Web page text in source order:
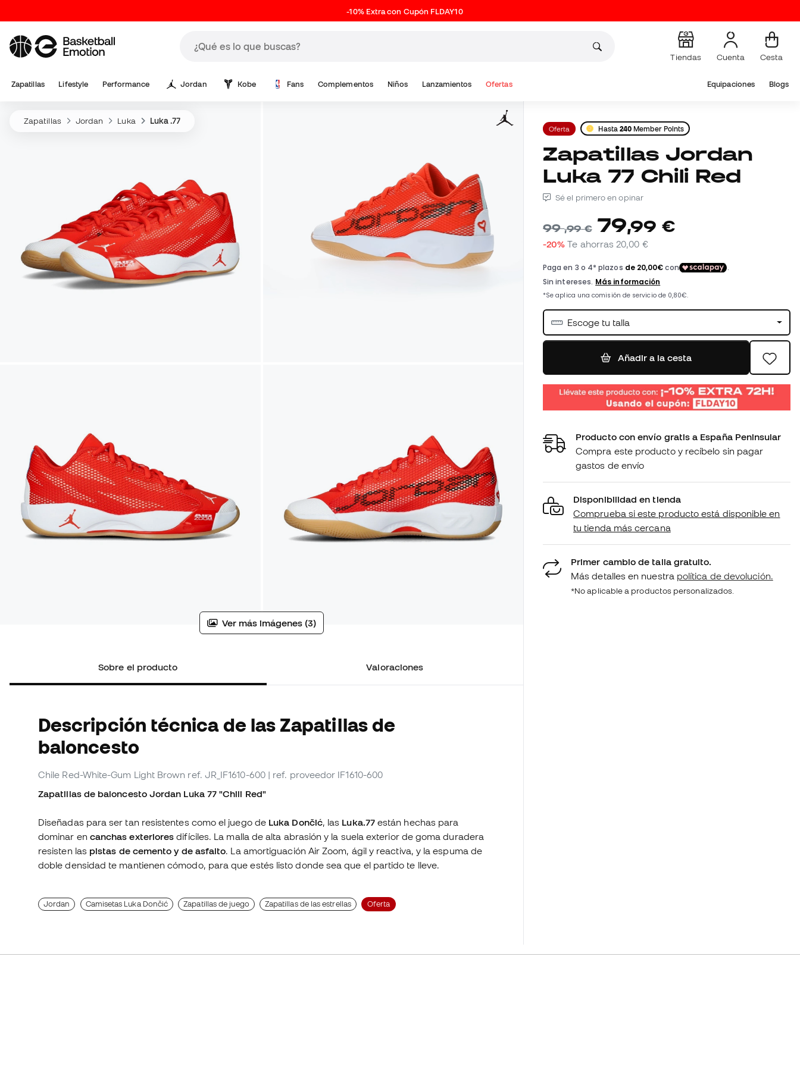
-10% Extra con Cupón FLDAY10
Tiendas Cuenta Cesta
Zapatillas Lifestyle Performance Jordan Kobe Fans Complementos Niños Lanzamientos Ofertas Equipaciones Blogs
Zapatillas Jordan Luka Luka .77
Ver más imágenes (3)
Sobre el producto Valoraciones
Descripción técnica de las Zapatillas de
baloncesto
Chile Red-White-Gum Light Brown ref. JR_IF1610-600 | ref. proveedor IF1610-600
Zapatillas de baloncesto Jordan Luka 77 "Chili Red"
Diseñadas para ser tan resistentes como el juego de Luka Dončić, las Luka.77están hechas para
dominar en canchas exteriores difíciles. La malla de alta abrasión y la suela exterior de goma duradera
resisten las pistas de cemento y de asfalto. La amortiguación Air Zoom, ágil y reactiva, y la espuma de
doble densidad te mantienen cómodo, para que estés listo donde sea que el partido te lleve.
Jordan Camisetas Luka Dončić Zapatillas de juego Zapatillas de las estrellas Oferta
Oferta Hasta 240 Member Points
Zapatillas Jordan
Luka 77 Chili Red
Sé el primero en opinar
99,99 € 79,99 €
-20% Te ahorras 20,00 €
Escoge tu talla
Añadir a la cesta
Producto con envío gratis a España Peninsular
Compra este producto y recíbelo sin pagar
gastos de envío
Disponibilidad en tienda
Comprueba si este producto está disponible en
tu tienda más cercana
Primer cambio de talla gratuito.
Más detalles en nuestra política de devolución.
*No aplicable a productos personalizados.